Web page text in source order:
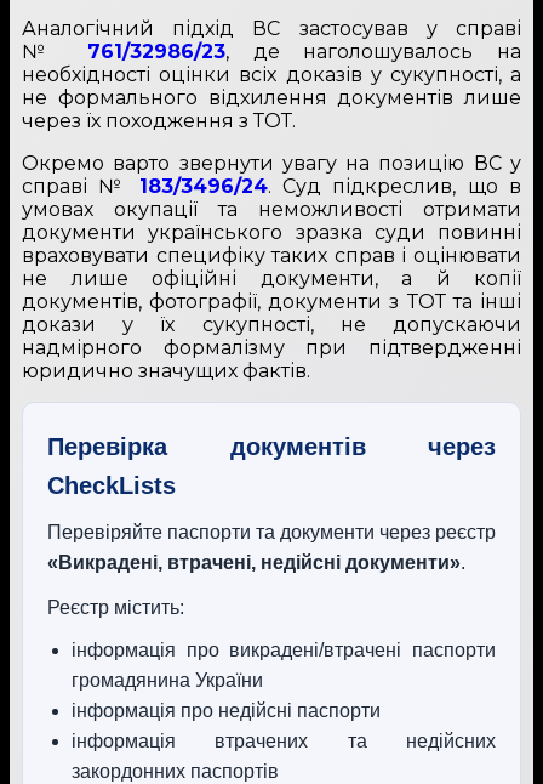
Аналогічний підхід ВС застосував у справі
№ 761/32986/23, де наголошувалось на
необхідності оцінки всіх доказів у сукупності, а
не формального відхилення документів лише
через їх походження з ТОТ.
Окремо варто звернути увагу на позицію ВС у
справі № 183/3496/24. Суд підкреслив, що в
умовах окупації та неможливості отримати
документи українського зразка суди повинні
враховувати специфіку таких справ і оцінювати
не лише офіційні документи, а й копії
документів, фотографії, документи з ТОТ та інші
докази у їх сукупності, не допускаючи
надмірного формалізму при підтвердженні
юридично значущих фактів.
Перевірка документів через
CheckLists
Перевіряйте паспорти та документи через реєстр
«Викрадені, втрачені, недійсні документи».
Реєстр містить:
інформація про викрадені/втрачені паспорти
громадянина України
інформація про недійсні паспорти
інформація втрачених та недійсних
закордонних паспортів